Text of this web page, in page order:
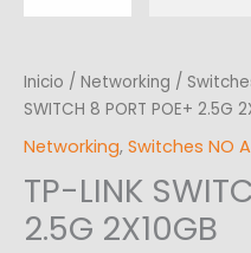
Inicio / Networking /
SWITCH 8 PORT POE+ 2.5G
Networking, Switches NO
TP-LINK
2.5G 2X10GB